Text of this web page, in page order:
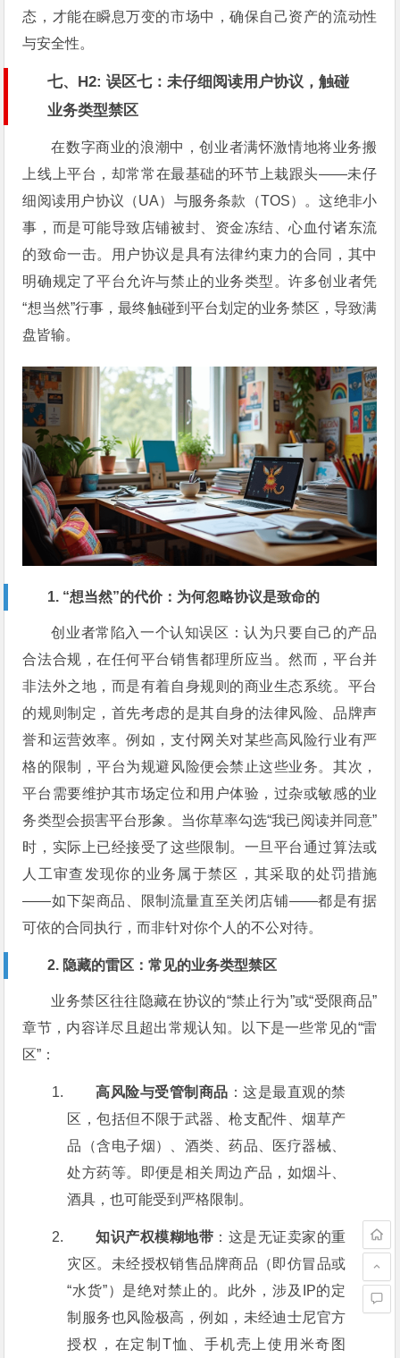
态，才能在瞬息万变的市场中，确保自己资产的流动性
与安全性。
七、H2: 误区七：未仔细阅读用户协议，触碰
业务类型禁区
在数字商业的浪潮中，创业者满怀激情地将业务搬
上线上平台，却常常在最基础的环节上栽跟头——未仔
细阅读用户协议（UA）与服务条款（TOS）。这绝非小
事，而是可能导致店铺被封、资金冻结、心血付诸东流
的致命一击。用户协议是具有法律约束力的合同，其中
明确规定了平台允许与禁止的业务类型。许多创业者凭
“想当然”行事，最终触碰到平台划定的业务禁区，导致满
盘皆输。
1. “想当然”的代价：为何忽略协议是致命的
创业者常陷入一个认知误区：认为只要自己的产品
合法合规，在任何平台销售都理所应当。然而，平台并
非法外之地，而是有着自身规则的商业生态系统。平台
的规则制定，首先考虑的是其自身的法律风险、品牌声
誉和运营效率。例如，支付网关对某些高风险行业有严
格的限制，平台为规避风险便会禁止这些业务。其次，
平台需要维护其市场定位和用户体验，过杂或敏感的业
务类型会损害平台形象。当你草率勾选“我已阅读并同意”
时，实际上已经接受了这些限制。一旦平台通过算法或
人工审查发现你的业务属于禁区，其采取的处罚措施
——如下架商品、限制流量直至关闭店铺——都是有据
可依的合同执行，而非针对你个人的不公对待。
2. 隐藏的雷区：常见的业务类型禁区
业务禁区往往隐藏在协议的“禁止行为”或“受限商品”
章节，内容详尽且超出常规认知。以下是一些常见的“雷
区”：
高风险与受管制商品 ：这是最直观的禁
区，包括但不限于武器、枪支配件、烟草产
品（含电子烟）、酒类、药品、医疗器械、
处方药等。即便是相关周边产品，如烟斗、
酒具，也可能受到严格限制。
知识产权模糊地带 ：这是无证卖家的重
灾区。未经授权销售品牌商品（即仿冒品或
“水货”）是绝对禁止的。此外，涉及IP的定
制服务也风险极高，例如，未经迪士尼官方
授权，在定制T恤、手机壳上使用米奇图